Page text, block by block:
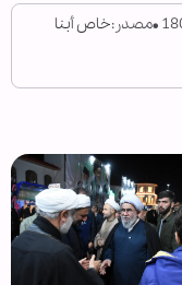
مصدر:خاص أبنا